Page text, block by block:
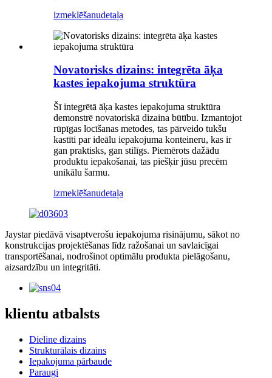
izmeklēšanudetaļa
Novatorisks dizains: integrēta āķa
kastes iepakojuma struktūra
Šī integrētā āķa kastes iepakojuma struktūra
demonstrē novatoriskā dizaina būtību. Izmantojot
rūpīgas locīšanas metodes, tas pārveido tukšu
kastīti par ideālu iepakojuma konteineru, kas ir
gan praktisks, gan stilīgs. Piemērots dažādu
produktu iepakošanai, tas piešķir jūsu precēm
unikālu šarmu.
izmeklēšanudetaļa
Jaystar piedāvā visaptverošu iepakojuma risinājumu, sākot no
konstrukcijas projektēšanas līdz ražošanai un savlaicīgai
transportēšanai, nodrošinot optimālu produkta pielāgošanu,
aizsardzību un integritāti.
klientu atbalsts
Dieline dizains
Strukturālais dizains
Iepakojuma pārbaude
Paraugi